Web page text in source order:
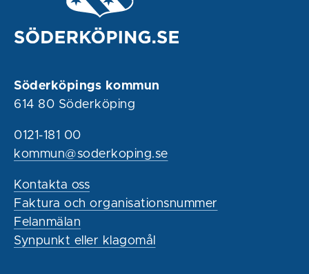
Söderköpings kommun
614 80 Söderköping
0121-181 00
kommun@soderkoping.se
Kontakta oss
Faktura och organisationsnummer
Felanmälan
Synpunkt eller klagomål